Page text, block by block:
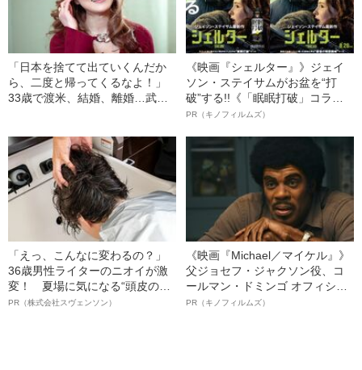
「日本を捨てて出ていくんだか
ら、二度と帰ってくるなよ！」
33歳で渡米、結婚、離婚…武田
《映画『シェルター』》ジェイ
ソン・ステイサムがお盆を“打
破”する!!《「眠眠打破」コラ
ボ》
PR（キノフィルムズ）
「えっ、こんなに変わるの？」
36歳男性ライターのニオイが激
変！ 夏場に気になる“頭皮のニ
オイ”や“ベタつき”を解消す
PR（株式会社スヴェンソン）
《映画『Michael／マイケル』》
父ジョセフ・ジャクソン役、コ
ールマン・ドミンゴ オフィシャ
ルインタビュー“観客を魅了した
PR（キノフィルムズ）